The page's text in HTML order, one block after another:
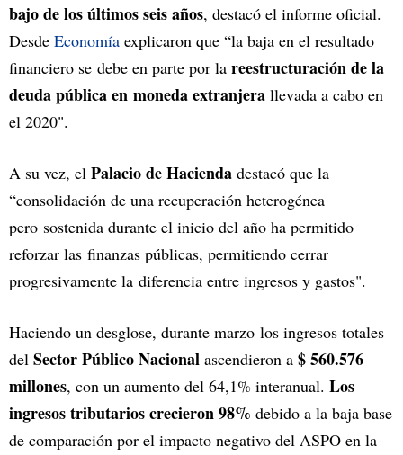
bajo de los últimos seis años, destacó el informe oficial.
Desde Economía explicaron que “la baja en el resultado
financiero se debe en parte por la reestructuración de la
deuda pública en moneda extranjera llevada a cabo en
el 2020".
A su vez, el Palacio de Hacienda destacó que la
“consolidación de una recuperación heterogénea
pero sostenida durante el inicio del año ha permitido
reforzar las finanzas públicas, permitiendo cerrar
progresivamente la diferencia entre ingresos y gastos".
Haciendo un desglose, durante marzo los ingresos totales
del Sector Público Nacional ascendieron a $ 560.576
millones, con un aumento del 64,1% interanual. Los
ingresos tributarios crecieron 98% debido a la baja base
de comparación por el impacto negativo del ASPO en la